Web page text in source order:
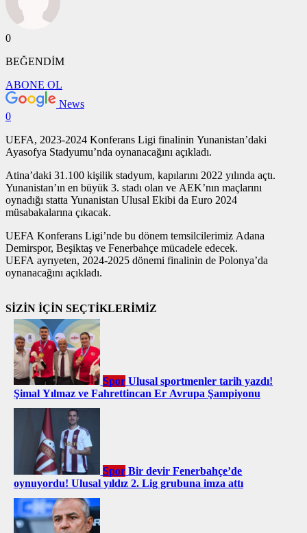
0
BEĞENDİM
ABONE OL
News
0
UEFA, 2023-2024 Konferans Ligi finalinin Yunanistan’daki
Ayasofya Stadyumu’nda oynanacağını açıkladı.
Atina’daki 31.100 kişilik stadyum, kapılarını 2022 yılında açtı.
Yunanistan’ın en büyük 3. stadı olan ve AEK’nın maçlarını
oynadığı statta Yunanistan Ulusal Ekibi da Euro 2024
müsabakalarına çıkacak.
UEFA Konferans Ligi’nde bu dönem temsilcilerimiz Adana
Demirspor, Beşiktaş ve Fenerbahçe mücadele edecek.
UEFA ayrıyeten, 2024-2025 dönemi finalinin de Polonya’da
oynanacağını açıkladı.
SİZİN İÇİN SEÇTİKLERİMİZ
Spor Ulusal sportmenler tarih yazdı!
Şimal Yılmaz ve Fahrettincan Er Avrupa Şampiyonu
Spor Bir devir Fenerbahçe’de
oynuyordu! Ulusal yıldız 2. Lig grubuna imza attı